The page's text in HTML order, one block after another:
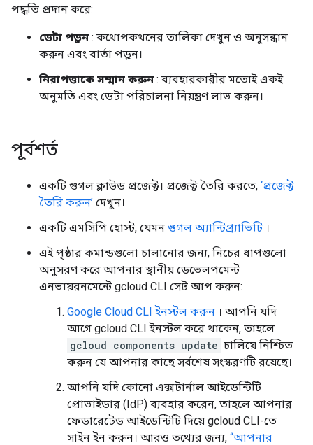
পদ্ধতি প্রদান করে:
ডেটা পড়ুন : কথোপকথনের তালিকা দেখুন ও অনুসন্ধান
করুন এবং বার্তা পড়ুন।
নিরাপত্তাকে সম্মান করুন : ব্যবহারকারীর মতোই একই
অনুমতি এবং ডেটা পরিচালনা নিয়ন্ত্রণ লাভ করুন।
পূর্বশর্ত
একটি গুগল ক্লাউড প্রজেক্ট। প্রজেক্ট তৈরি করতে, ‘প্রজেক্ট
তৈরি করুন’ দেখুন।
একটি এমসিপি হোস্ট, যেমন গুগল অ্যান্টিগ্র্যাভিটি ।
এই পৃষ্ঠার কমান্ডগুলো চালানোর জন্য, নিচের ধাপগুলো
অনুসরণ করে আপনার স্থানীয় ডেভেলপমেন্ট
এনভায়রনমেন্টে gcloud CLI সেট আপ করুন:
Google Cloud CLI ইনস্টল করুন । আপনি যদি
আগে gcloud CLI ইনস্টল করে থাকেন, তাহলে
gcloud components update চালিয়ে নিশ্চিত
করুন যে আপনার কাছে সর্বশেষ সংস্করণটি রয়েছে।
আপনি যদি কোনো এক্সটার্নাল আইডেন্টিটি
প্রোভাইডার (IdP) ব্যবহার করেন, তাহলে আপনার
ফেডারেটেড আইডেন্টিটি দিয়ে gcloud CLI-তে
সাইন ইন করুন। আরও তথ্যের জন্য, “আপনার